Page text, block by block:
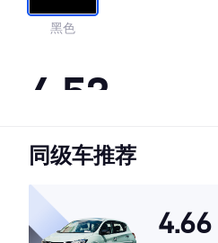
黑色
4.53
·外观表现较为优秀，优于74%同级
·空间表现一般，低于54%同级车
同级车推荐
4.66